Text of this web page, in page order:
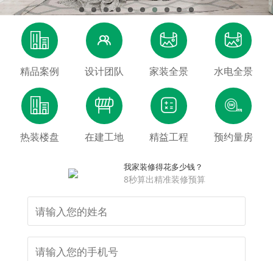

精品案例

设计团队

家装全景

水电全景

热装楼盘

在建工地

精益工程

预约量房
我家装修得花多少钱？
8秒算出精准装修预算